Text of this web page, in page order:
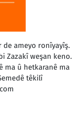
de ameyo ronîyayîş.
Zazakî weşan keno.
ma û hetkaranê ma
têkilî